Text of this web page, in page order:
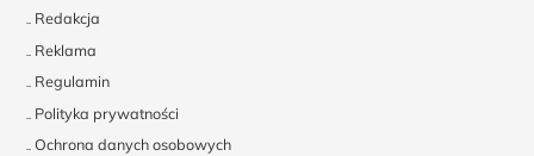
Redakcja
Reklama
Regulamin
Polityka prywatności
Ochrona danych osobowych